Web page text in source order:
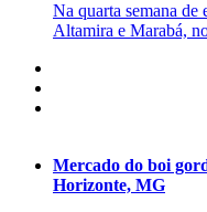
Na quarta semana
Altamira e Marabá,
Mercado do boi
Horizonte, MG